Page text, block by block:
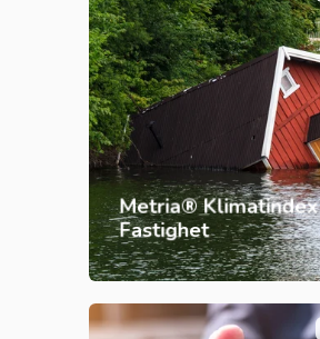
Metria® Klimatindex
Fastighet